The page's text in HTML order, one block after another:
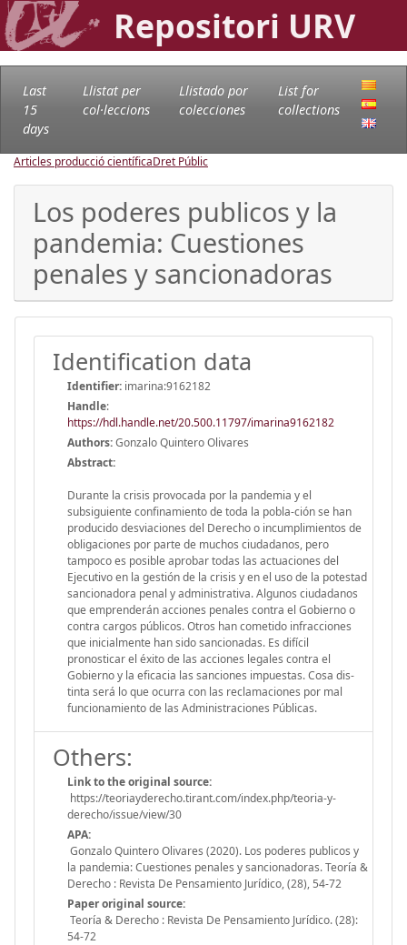
Repositori URV
Last
15
days
Llistat per
col·leccions
Llistado por
colecciones
List for
collections
Articles producció científicaDret Públic
Los poderes publicos y la
pandemia: Cuestiones
penales y sancionadoras
Identification data
Identifier: imarina:9162182
Handle:
https://hdl.handle.net/20.500.11797/imarina9162182
Authors:Gonzalo Quintero Olivares
Abstract:
Durante la crisis provocada por la pandemia y el
subsiguiente confinamiento de toda la pobla-ción se han
producido desviaciones del Derecho o incumplimientos de
obligaciones por parte de muchos ciudadanos, pero
tampoco es posible aprobar todas las actuaciones del
Ejecutivo en la gestión de la crisis y en el uso de la potestad
sancionadora penal y administrativa. Algunos ciudadanos
que emprenderán acciones penales contra el Gobierno o
contra cargos públicos. Otros han cometido infracciones
que inicialmente han sido sancionadas. Es difícil
pronosticar el éxito de las acciones legales contra el
Gobierno y la eficacia las sanciones impuestas. Cosa dis-
tinta será lo que ocurra con las reclamaciones por mal
funcionamiento de las Administraciones Públicas.
Others:
Link to the original source:
https://teoriayderecho.tirant.com/index.php/teoria-y-
derecho/issue/view/30
APA:
Gonzalo Quintero Olivares (2020). Los poderes publicos y
la pandemia: Cuestiones penales y sancionadoras. Teoría &
Derecho : Revista De Pensamiento Jurídico, (28), 54-72
Paper original source:
Teoría & Derecho : Revista De Pensamiento Jurídico. (28):
54-72